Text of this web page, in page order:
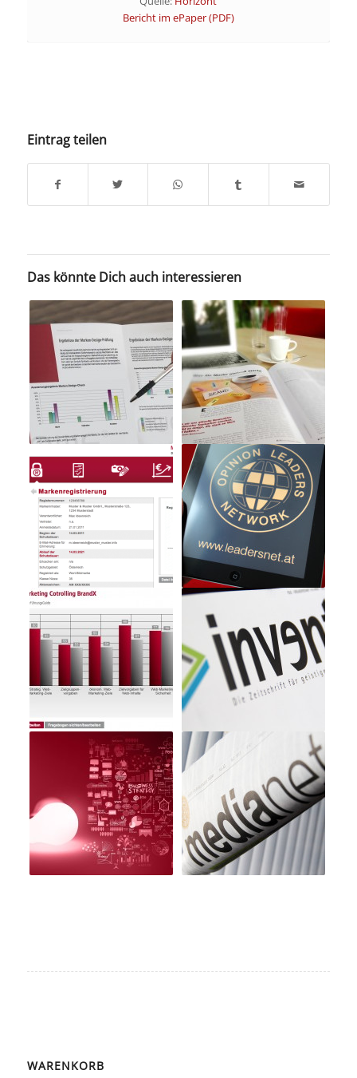
Bericht im ePaper (PDF)
Eintrag teilen
Das könnte Dich auch interessieren
WARENKORB